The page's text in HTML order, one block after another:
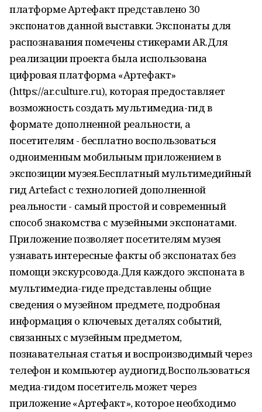
платформе Артефакт представлено 30
экспонатов данной выставки. Экспонаты для
распознавания помечены стикерами AR.Для
реализации проекта была использована
цифровая платформа «Артефакт»
(https://ar.culture.ru), которая предоставляет
возможность создать мультимедиа-гид в
формате дополненной реальности, а
посетителям - бесплатно воспользоваться
одноименным мобильным приложением в
экспозиции музея.Бесплатный мультимедийный
гид Artefact с технологией дополненной
реальности - самый простой и современный
способ знакомства с музейными экспонатами.
Приложение позволяет посетителям музея
узнавать интересные факты об экспонатах без
помощи экскурсовода.Для каждого экспоната в
мультимедиа-гиде представлены общие
сведения о музейном предмете, подробная
информация о ключевых деталях событий,
связанных с музейным предметом,
познавательная статья и воспроизводимый через
телефон и компьютер аудиогид.Воспользоваться
медиа-гидом посетитель может через
приложение «Артефакт», которое необходимо